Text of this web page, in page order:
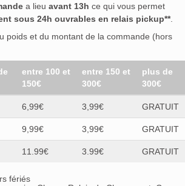
a lieu avant 13h ce qui vous permet
sous 24h ouvrables en relais pickup**.
poids et du montant de la commande (hors
entre 100 et
150€
entre 150 et
300€
plus de
300€
6,99€ 3,99€ GRATUIT
9,99€ 3,99€ GRATUIT
11.99€ 3.99€ GRATUIT
fériés